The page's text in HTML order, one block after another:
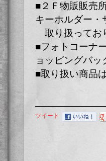
■２Ｆ物販販売
キーホルダー・
取り扱ってお
■フォトコーナ
ョッピングバッ
■取り扱い商品
ツイート